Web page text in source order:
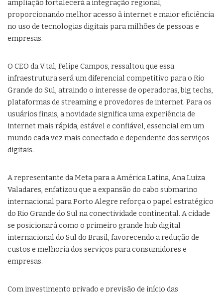
ampliação fortalecerá a integração regional,
proporcionando melhor acesso à internet e maior eficiência
no uso de tecnologias digitais para milhões de pessoas e
empresas.
O CEO da V.tal, Felipe Campos, ressaltou que essa
infraestrutura será um diferencial competitivo para o Rio
Grande do Sul, atraindo o interesse de operadoras, big techs,
plataformas de streaming e provedores de internet. Para os
usuários finais, a novidade significa uma experiência de
internet mais rápida, estável e confiável, essencial em um
mundo cada vez mais conectado e dependente dos serviços
digitais.
A representante da Meta para a América Latina, Ana Luiza
Valadares, enfatizou que a expansão do cabo submarino
internacional para Porto Alegre reforça o papel estratégico
do Rio Grande do Sul na conectividade continental. A cidade
se posicionará como o primeiro grande hub digital
internacional do Sul do Brasil, favorecendo a redução de
custos e melhoria dos serviços para consumidores e
empresas.
Com investimento privado e previsão de início das